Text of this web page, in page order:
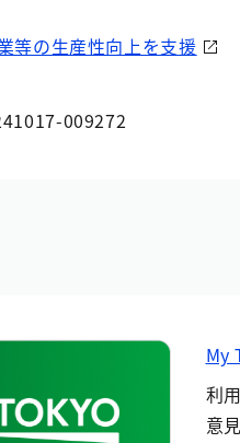
等の生産性向上を支援
009272
My
利
意